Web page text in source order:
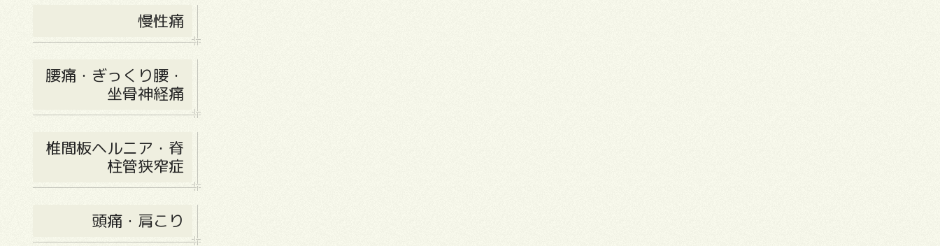
慢性痛
腰痛・ぎっくり腰・
坐骨神経痛
椎間板ヘルニア・脊
柱管狭窄症
頭痛・肩こり